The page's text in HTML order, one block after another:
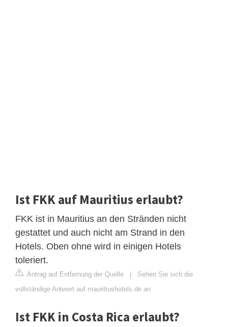
Ist FKK auf Mauritius erlaubt?
FKK ist in Mauritius an den Stränden nicht
gestattet und auch nicht am Strand in den
Hotels. Oben ohne wird in einigen Hotels
toleriert.
Antrag auf Entfernung der Quelle | Sehen Sie sich die
vollständige Antwort auf mauritiushotels.de an
Ist FKK in Costa Rica erlaubt?